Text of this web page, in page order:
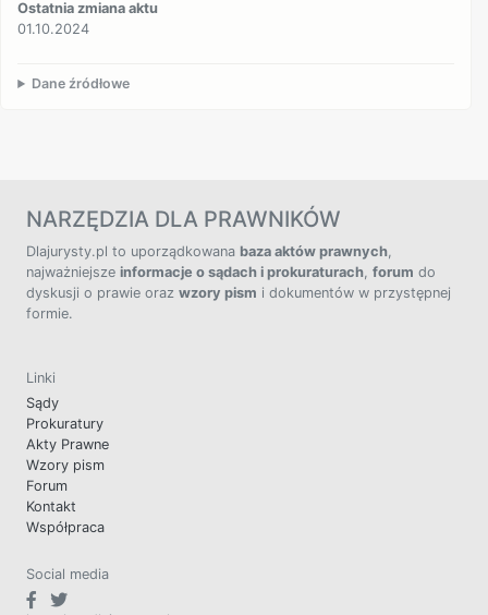
Ostatnia zmiana aktu
01.10.2024
Dane źródłowe
NARZĘDZIA DLA PRAWNIKÓW
Dlajurysty.pl to uporządkowana baza aktów prawnych,
najważniejsze informacje o sądach i prokuraturach, forum do
dyskusji o prawie oraz wzory pism i dokumentów w przystępnej
formie.
Linki
Sądy
Prokuratury
Akty Prawne
Wzory pism
Forum
Kontakt
Współpraca
Social media